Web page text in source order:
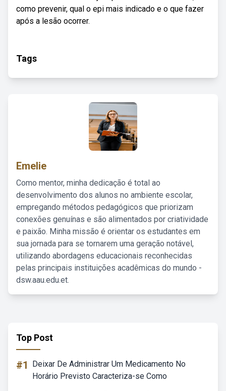
como prevenir, qual o epi mais indicado e o que fazer
após a lesão ocorrer.
Tags
Emelie
Como mentor, minha dedicação é total ao
desenvolvimento dos alunos no ambiente escolar,
empregando métodos pedagógicos que priorizam
conexões genuínas e são alimentados por criatividade
e paixão. Minha missão é orientar os estudantes em
sua jornada para se tornarem uma geração notável,
utilizando abordagens educacionais reconhecidas
pelas principais instituições acadêmicas do mundo -
dsw.aau.edu.et.
Top Post
#1
Deixar De Administrar Um Medicamento No
Horário Previsto Caracteriza-se Como